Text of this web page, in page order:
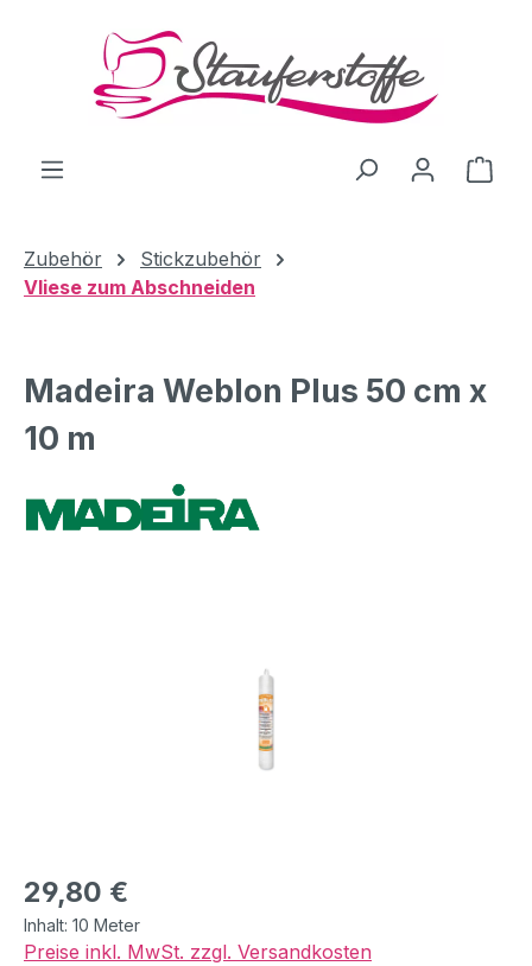
Zum Hauptinhalt springen
Zubehör
Stickzubehör
Vliese zum Abschneiden
Madeira Weblon Plus 50 cm x
10 m
Regulärer Preis:
29,80 €
Inhalt: 10 Meter
Preise inkl. MwSt. zzgl. Versandkosten